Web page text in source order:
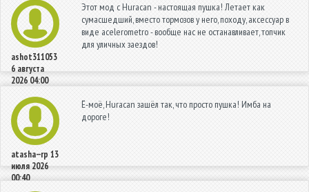
ashot311053
6 августа
2026 04:00
Этот мод с Huracan - настоящая пушка! Летает как
сумасшедший, вместо тормозов у него, походу, аксессуар в
виде acelerometro - вообще нас не останавливает, топчик
для уличных заездов!
atasha--rp 13
июля 2026
00:40
Ё-моё, Huracan зашёл так, что просто пушка! Имба на
дороге!